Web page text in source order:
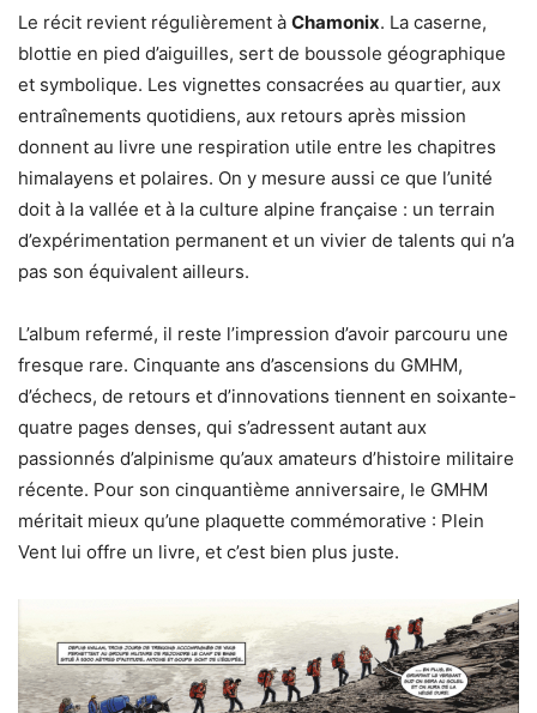
Le récit revient régulièrement à Chamonix. La caserne,
blottie en pied d’aiguilles, sert de boussole géographique
et symbolique. Les vignettes consacrées au quartier, aux
entraînements quotidiens, aux retours après mission
donnent au livre une respiration utile entre les chapitres
himalayens et polaires. On y mesure aussi ce que l’unité
doit à la vallée et à la culture alpine française : un terrain
d’expérimentation permanent et un vivier de talents qui n’a
pas son équivalent ailleurs.
L’album refermé, il reste l’impression d’avoir parcouru une
fresque rare. Cinquante ans d’ascensions du GMHM,
d’échecs, de retours et d’innovations tiennent en soixante-
quatre pages denses, qui s’adressent autant aux
passionnés d’alpinisme qu’aux amateurs d’histoire militaire
récente. Pour son cinquantième anniversaire, le GMHM
méritait mieux qu’une plaquette commémorative : Plein
Vent lui offre un livre, et c’est bien plus juste.